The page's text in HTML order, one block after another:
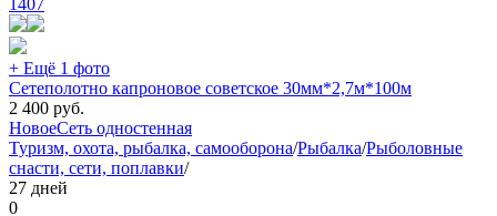
1407
+ Ещё 1 фото
Сетеполотно капроновое советское 30мм*2,7м*100м
2 400 руб.
НовоеСеть одностенная
Туризм, охота, рыбалка, самооборона/Рыбалка/Рыболовные
снасти, сети, поплавки/
27 дней
0